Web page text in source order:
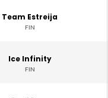
Team Estreija
FIN
Ice Infinity
FIN